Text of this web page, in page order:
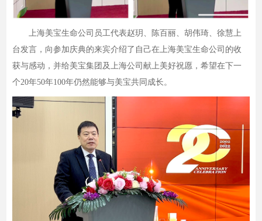
上海美宝生命公司员工代表赵玥、陈百丽、胡伟琦、徐慧上
台发言，向参加庆典的来宾介绍了自己在上海美宝生命公司的收
获与感动，并给美宝集团及上海公司献上美好祝愿，希望在下一
个20年50年100年仍然能够与美宝共同成长。